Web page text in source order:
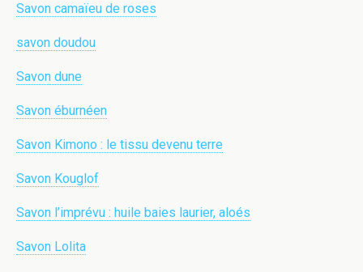
Savon camaïeu de roses
savon doudou
Savon dune
Savon éburnéen
Savon Kimono : le tissu devenu terre
Savon Kouglof
Savon l’imprévu : huile baies laurier, aloés
Savon Lolita